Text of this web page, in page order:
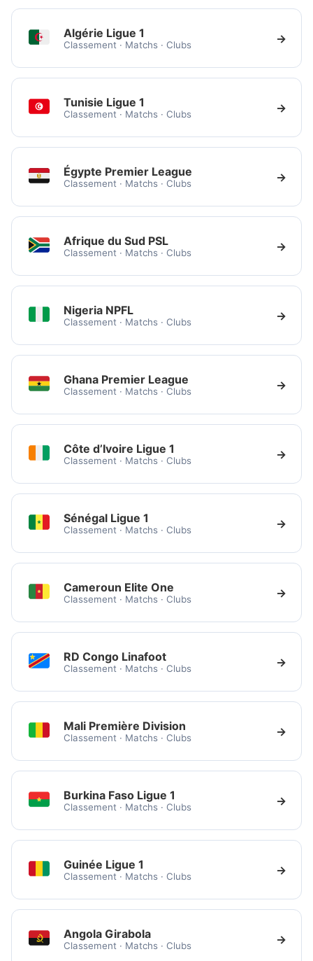
Algérie Ligue 1
Classement · Matchs · Clubs →
Tunisie Ligue 1
Classement · Matchs · Clubs →
Égypte Premier League
Classement · Matchs · Clubs →
Afrique du Sud PSL
Classement · Matchs · Clubs →
Nigeria NPFL
Classement · Matchs · Clubs →
Ghana Premier League
Classement · Matchs · Clubs →
Côte d’Ivoire Ligue 1
Classement · Matchs · Clubs →
Sénégal Ligue 1
Classement · Matchs · Clubs →
Cameroun Elite One
Classement · Matchs · Clubs →
RD Congo Linafoot
Classement · Matchs · Clubs →
Mali Première Division
Classement · Matchs · Clubs →
Burkina Faso Ligue 1
Classement · Matchs · Clubs →
Guinée Ligue 1
Classement · Matchs · Clubs →
Angola Girabola
Classement · Matchs · Clubs →